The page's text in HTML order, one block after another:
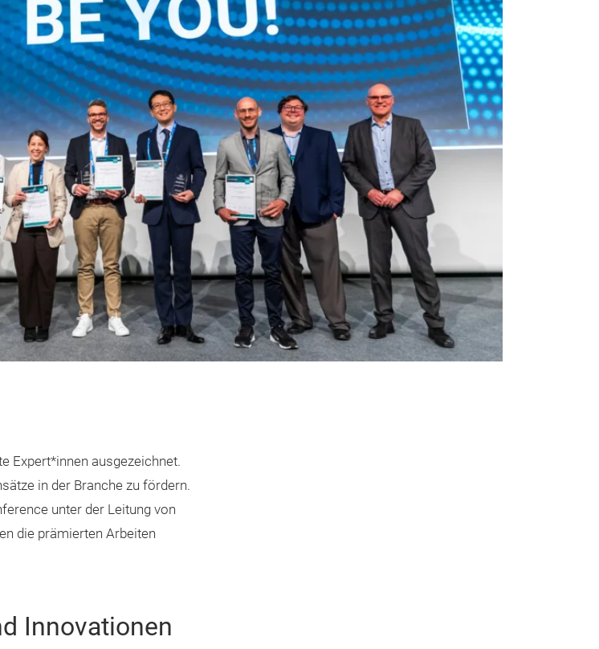
Expert*innen ausgezeichnet.
in der Branche zu fördern.
unter der Leitung von
die prämierten Arbeiten
Innovationen